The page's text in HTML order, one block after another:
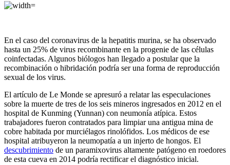
En el caso del coronavirus de la hepatitis murina, se ha observado
hasta un 25% de virus recombinante en la progenie de las células
coinfectadas. Algunos biólogos han llegado a postular que la
recombinación o hibridación podría ser una forma de reproducción
sexual de los virus.
El artículo de Le Monde se apresuró a relatar las especulaciones
sobre la muerte de tres de los seis mineros ingresados en 2012 en el
hospital de Kunming (Yunnan) con neumonía atípica. Estos
trabajadores fueron contratados para limpiar una antigua mina de
cobre habitada por murciélagos rinolófidos. Los médicos de ese
hospital atribuyeron la neumopatía a un injerto de hongos. El
descubrimiento de un paramixovirus altamente patógeno en roedores
de esta cueva en 2014 podría rectificar el diagnóstico inicial.